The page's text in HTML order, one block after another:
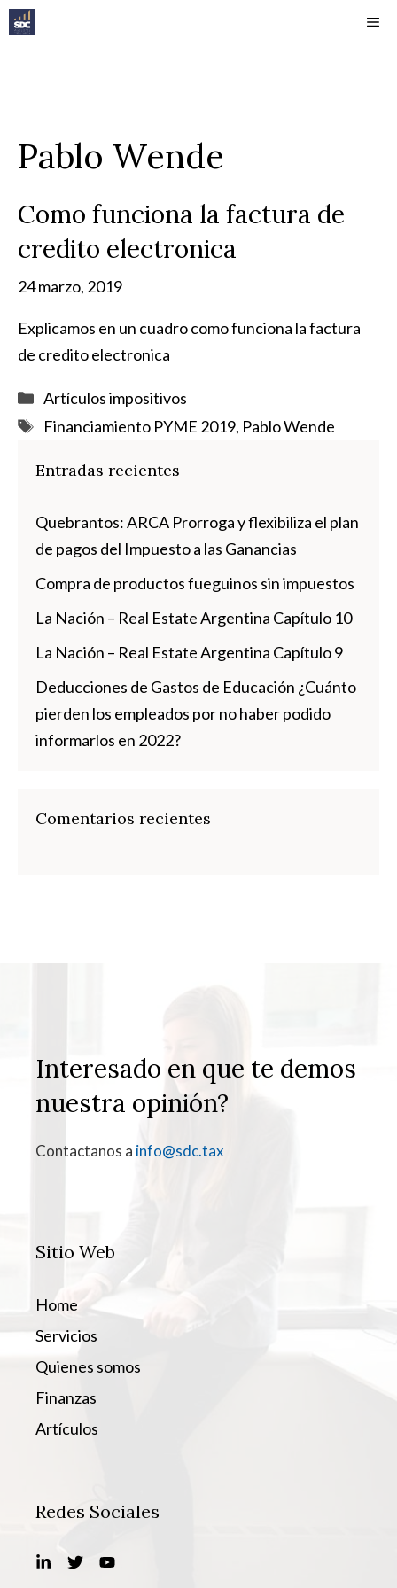
Saltar
al
Pablo Wende
Como funciona la factura de
credito electronica
24 marzo, 2019
Explicamos en un cuadro como funciona la factura
de credito electronica
Categorías
Artículos impositivos
Etiquetas
Financiamiento PYME 2019, Pablo Wende
Entradas recientes
Quebrantos: ARCA Prorroga y flexibiliza el plan
de pagos del Impuesto a las Ganancias
Compra de productos fueguinos sin impuestos
La Nación – Real Estate Argentina Capítulo 10
La Nación – Real Estate Argentina Capítulo 9
Deducciones de Gastos de Educación ¿Cuánto
pierden los empleados por no haber podido
informarlos en 2022?
Comentarios recientes
Interesado en que te demos
nuestra opinión?
Contactanos a info@sdc.tax
Sitio Web
Home
Servicios
Quienes somos
Finanzas
Artículos
Redes Sociales